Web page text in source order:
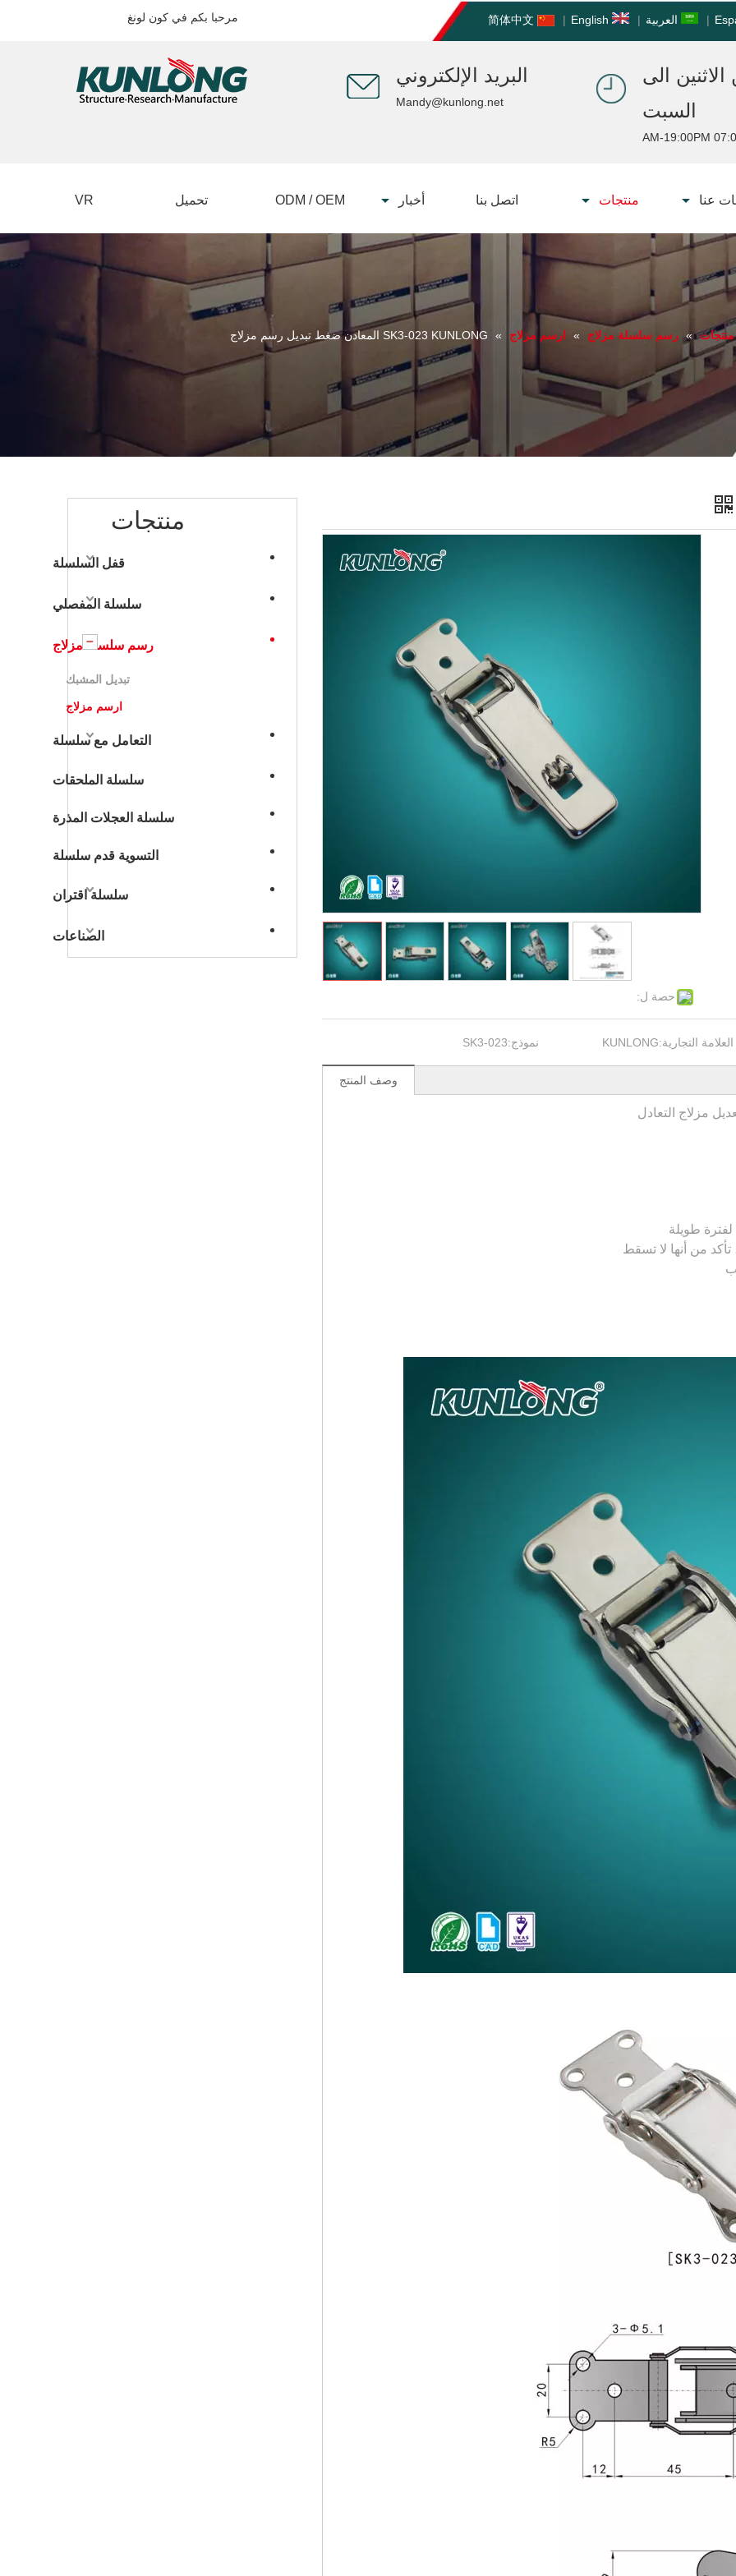
مرحبا بكم في كون لونغ | العربية |
English
|
简体中文
البريد الإلكتروني
Mandy@kunlong.net
الى
السبت
07:00 AM-
عنا منتجات اتصل بنا أخبار ODM / OEM تحميل VR
منتجات » رسم سلسلة مزلاج » ارسم مزلاج » SK3-023 KUNLONG المعادن ضغط تبديل رسم مزلاج
منتجات
قفل السلسلة
سلسلة المفصلي
رسم سلسلة مزلاج
تبديل المشبك
ارسم مزلاج
التعامل مع سلسلة
سلسلة الملحقات
سلسلة العجلات المذرة
التسوية قدم سلسلة
سلسلة اقتران
الصناعات
حصة ل:
نموذج:SK3-023 العلامة التجارية:KUNLONG
وصف المنتج